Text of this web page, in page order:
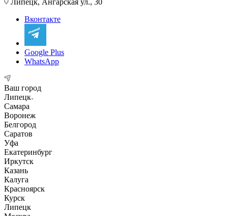
Липецк, Ангарская ул., 30
Вконтакте
Google Plus
WhatsApp
Ваш город
Липецк
Самара
Воронеж
Белгород
Саратов
Уфа
Екатеринбург
Иркутск
Казань
Калуга
Красноярск
Курск
Липецк